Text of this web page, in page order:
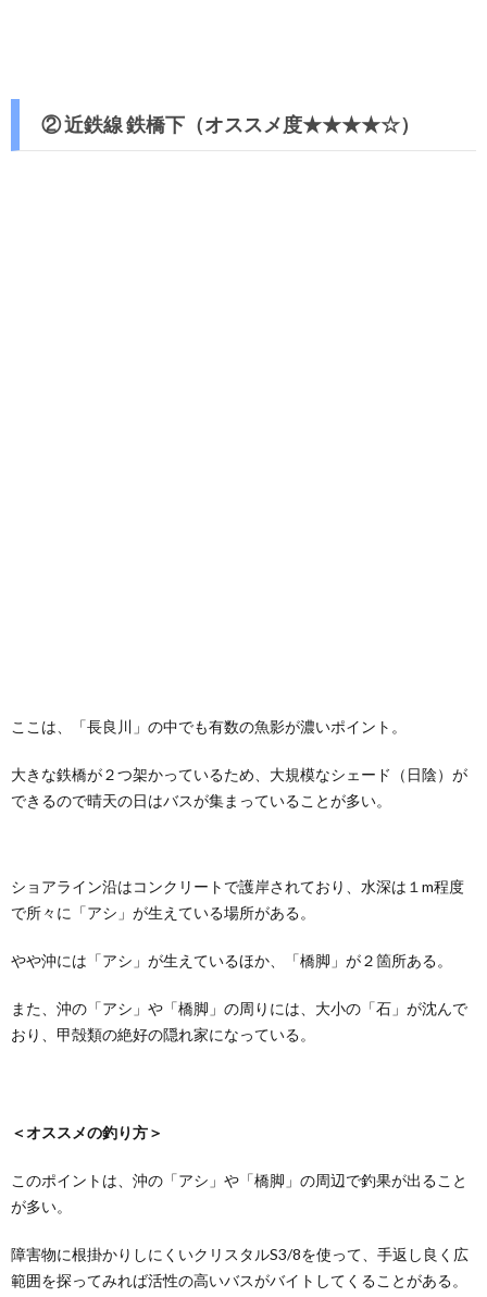
② 近鉄線 鉄橋下（オススメ度★★★★☆）
ここは、「長良川」の中でも有数の魚影が濃いポイント。
大きな鉄橋が２つ架かっているため、大規模なシェード（日陰）が
できるので晴天の日はバスが集まっていることが多い。
ショアライン沿はコンクリートで護岸されており、水深は１m程度
で所々に「アシ」が生えている場所がある。
やや沖には「アシ」が生えているほか、「橋脚」が２箇所ある。
また、沖の「アシ」や「橋脚」の周りには、大小の「石」が沈んで
おり、甲殻類の絶好の隠れ家になっている。
＜オススメの釣り方＞
このポイントは、沖の「アシ」や「橋脚」の周辺で釣果が出ること
が多い。
障害物に根掛かりしにくいクリスタルS3/8を使って、手返し良く広
範囲を探ってみれば活性の高いバスがバイトしてくることがある。